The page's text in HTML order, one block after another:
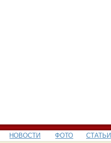
НОВОСТИ ФОТО СТАТЬИ